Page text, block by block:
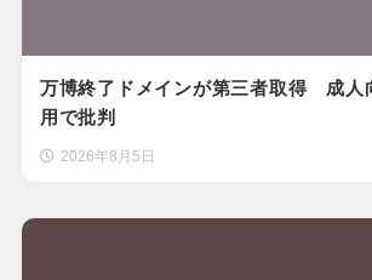
万博終了ドメインが第三者取得 成人
用で批判
2026年8月5日